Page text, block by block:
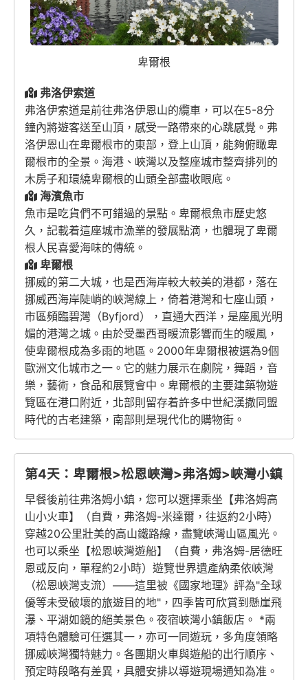
卑爾根
弗洛伊索道
弗洛伊索道是前往弗洛伊恩山的纜車，可以在5-8分
鐘內將遊客送至山頂，感受一路帶來的心跳感覺。弗
洛伊恩山在卑爾根市的東部，登上山頂，能夠俯瞰卑
爾根市的全景。海港、峽灣以及整座城市整齊排列的
木房子和環繞卑爾根的山頭全部盡收眼底。
海濱魚市
魚市是吃貨們不可錯過的景點。卑爾根魚市歷史悠
久，記載着這座城市漁業的發展點滴，也體現了卑爾
根人民喜愛海味的傳統。
卑爾根
挪威的第二大城，也是西海岸較大較美的港都，落在
挪威西海岸陡峭的峽灣線上，倚着港灣和七座山頭，
市區頻臨碧灣（Byfjord），直通大西洋，是座風光明
媚的港灣之城。由於受墨西哥暖流影響而生的暖風，
使卑爾根成為多雨的地區。2000年卑爾根被選為9個
歐洲文化城市之一。它的魅力展示在劇院，舞蹈，音
樂，藝術，食品和展覽會中。卑爾根的主要建築物遊
覽區在港口附近，北部則留存着許多中世紀漢撒同盟
時代的古老建築，南部則是現代化的購物街。
第4天：卑爾根>松恩峽灣>弗洛姆>峽灣小鎮
早餐後前往弗洛姆小鎮，您可以選擇乘坐【弗洛姆高
山小火車】（自費，弗洛姆-米達爾，往返約2小時）
穿越20公里壯美的高山鐵路線，盡覽峽灣山區風光。
也可以乘坐【松恩峽灣遊船】（自費，弗洛姆-居德旺
恩或反向，單程約2小時）遊覽世界遺產納柔依峽灣
（松恩峽灣支流）——這里被《國家地理》評為"全球
優等未受破壞的旅遊目的地"，四季皆可欣賞到懸崖飛
瀑、平湖如鏡的絕美景色。夜宿峽灣小鎮飯店。 *兩
項特色體驗可任選其一，亦可一同遊玩，多角度領略
挪威峽灣獨特魅力。各團期火車與遊船的出行順序、
預定時段略有差異，具體安排以導遊現場通知為准。